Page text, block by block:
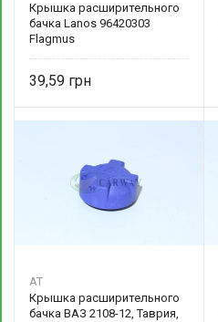
Крышка расширительного
бачка Lanos 96420303
Flagmus
39,59
AT
Крышка расширительного
бачка ВАЗ 2108-12, Таврия,